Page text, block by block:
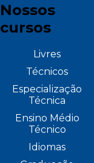
Nossos
cursos
Livres
Técnicos
Especialização
Técnica
Ensino Médio
Técnico
Idiomas